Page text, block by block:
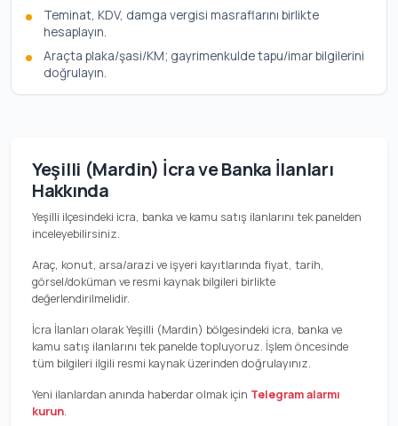
Teminat, KDV, damga vergisi masraflarını birlikte
hesaplayın.
Araçta plaka/şasi/KM; gayrimenkulde tapu/imar bilgilerini
doğrulayın.
Yeşilli (Mardin) İcra ve Banka İlanları
Hakkında
Yeşilli ilçesindeki icra, banka ve kamu satış ilanlarını tek panelden
inceleyebilirsiniz.
Araç, konut, arsa/arazi ve işyeri kayıtlarında fiyat, tarih,
görsel/doküman ve resmi kaynak bilgileri birlikte
değerlendirilmelidir.
İcra İlanları olarak Yeşilli (Mardin) bölgesindeki icra, banka ve
kamu satış ilanlarını tek panelde topluyoruz. İşlem öncesinde
tüm bilgileri ilgili resmi kaynak üzerinden doğrulayınız.
Yeni ilanlardan anında haberdar olmak için Telegram alarmı
kurun.